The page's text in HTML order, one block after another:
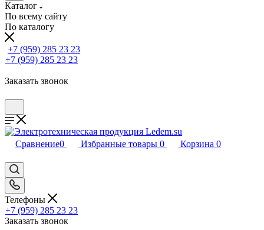
Каталог
По всему сайту
По каталогу
+7 (959) 285 23 23
+7 (959) 285 23 23
Заказать звонок
Сравнение0 Избранные товары 0 Корзина 0
Телефоны
+7 (959) 285 23 23
Заказать звонок